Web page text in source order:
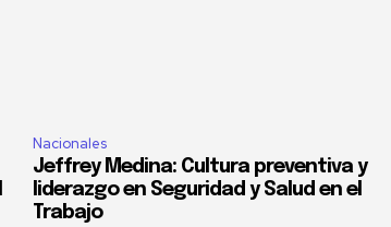
Nacionales
Jeffrey Medina: Cultura preventiva y
liderazgo en Seguridad y Salud en el
Trabajo